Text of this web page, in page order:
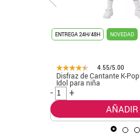
ENTREGA 24H/48H NOVEDAD
4.55/5.00
Disfraz de Cantante K-Pop
Idol para niña
-
+
AÑADIR